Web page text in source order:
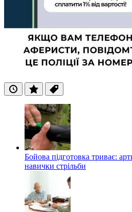
ОстанніПопулярні
Теги
Бойова підготовка триває:
навички стрільби